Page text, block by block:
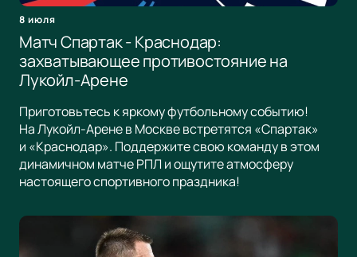
8 июля
Матч Спартак - Краснодар:
захватывающее противостояние на
Лукойл-Арене
Приготовьтесь к яркому футбольному событию!
На Лукойл-Арене в Москве встретятся «Спартак»
и «Краснодар». Поддержите свою команду в этом
динамичном матче РПЛ и ощутите атмосферу
настоящего спортивного праздника!